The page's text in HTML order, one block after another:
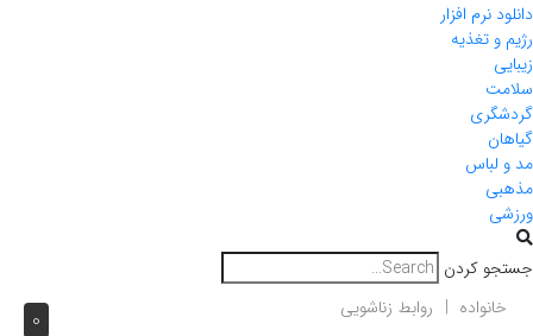
دانلود نرم افزار
رژیم و تغذیه
زیبایی
سلامت
گردشگری
گیاهان
مد و لباس
مذهبی
ورزشی
جستجو کردن
0 خانواده روابط زناشویی